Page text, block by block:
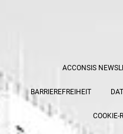
ACCONSIS
BARRIEREFREIHEIT
COOKIE-